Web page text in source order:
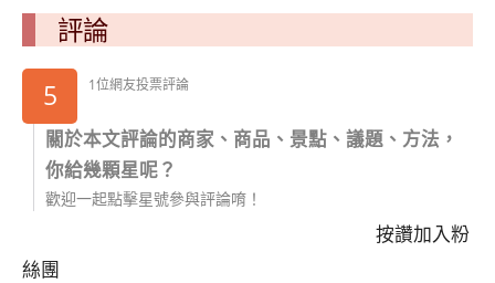
評論
5
1位網友投票評論
關於本文評論的商家、商品、景點、議題、方法，
你給幾顆星呢？
歡迎一起點擊星號參與評論唷！
按讚加入粉
絲團